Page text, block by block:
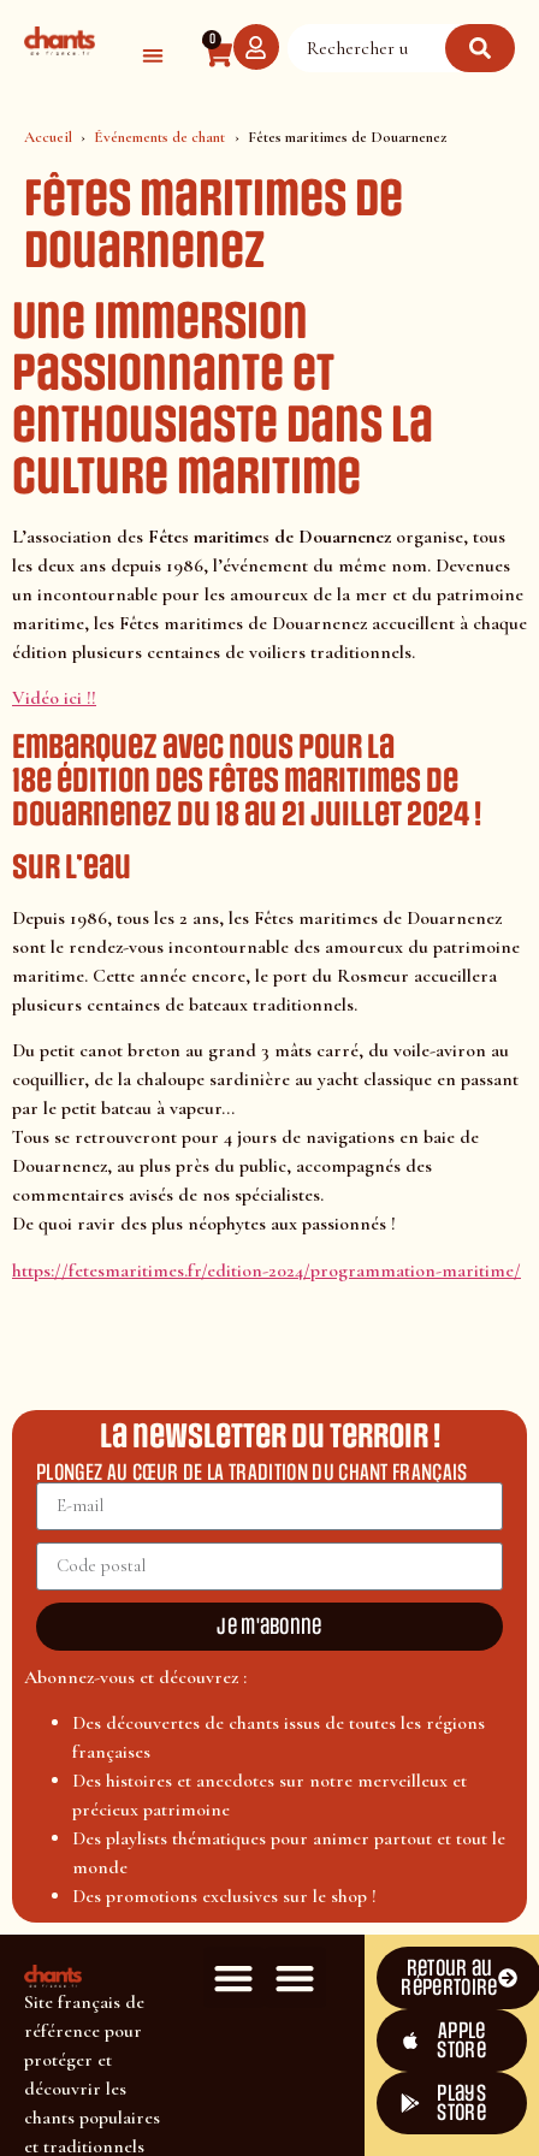
0
Accueil Événements de chant Fêtes maritimes de Douarnenez
Fêtes maritimes de
Douarnenez
Une immersion
passionnante et
enthousiaste dans la
culture maritime
L’association des Fêtes maritimes de Douarnenez organise, tous
les deux ans depuis 1986, l’événement du même nom. Devenues
un incontournable pour les amoureux de la mer et du patrimoine
maritime, les Fêtes maritimes de Douarnenez accueillent à chaque
édition plusieurs centaines de voiliers traditionnels.
Vidéo ici !!
Embarquez avec nous pour la
18e édition des Fêtes maritimes de
Douarnenez du 18 au 21 juillet 2024 !
Sur l’eau
Depuis 1986, tous les 2 ans, les Fêtes maritimes de Douarnenez
sont le rendez-vous incontournable des amoureux du patrimoine
maritime. Cette année encore, le port du Rosmeur accueillera
plusieurs centaines de bateaux traditionnels.
Du petit canot breton au grand 3 mâts carré, du voile-aviron au
coquillier, de la chaloupe sardinière au yacht classique en passant
par le petit bateau à vapeur…
Tous se retrouveront pour 4 jours de navigations en baie de
Douarnenez, au plus près du public, accompagnés des
commentaires avisés de nos spécialistes.
De quoi ravir des plus néophytes aux passionnés !
https://fetesmaritimes.fr/edition-2024/programmation-maritime/
La newsletter du terroir !
PLONGEZ AU CŒUR DE LA TRADITION DU CHANT FRANÇAIS
Je m'abonne
Abonnez-vous et découvrez :
Des découvertes de chants issus de toutes les régions
françaises
Des histoires et anecdotes sur notre merveilleux et
précieux patrimoine
Des playlists thématiques pour animer partout et tout le
monde
Des promotions exclusives sur le shop !
Site français de
référence pour
protéger et
découvrir les
chants populaires
et traditionnels
Retour au
répertoire
Apple
Store
plays
store